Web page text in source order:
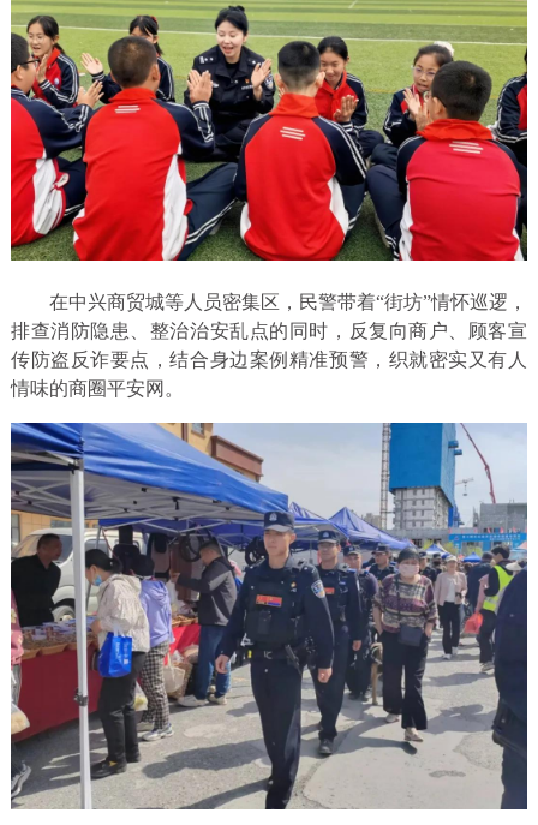
在中兴商贸城等人员密集区，民警带着“街坊”情怀巡逻，
排查消防隐患、整治治安乱点的同时，反复向商户、顾客宣
传防盗反诈要点，结合身边案例精准预警，织就密实又有人
情味的商圈平安网。